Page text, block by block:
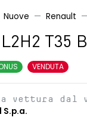
Nuove Renault
L2H2 T35
VENDUTA
vettura dal
S.p.a.